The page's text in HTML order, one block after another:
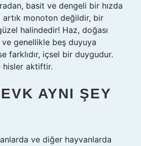
basit ve dengeli bir hızda
monoton değildir, bir
halindedir! Haz, doğası
genellikle beş duyuya
farklıdır, içsel bir duygudur.
hisler aktiftir.
AYNI ŞEY
ve diğer hayvanlarda